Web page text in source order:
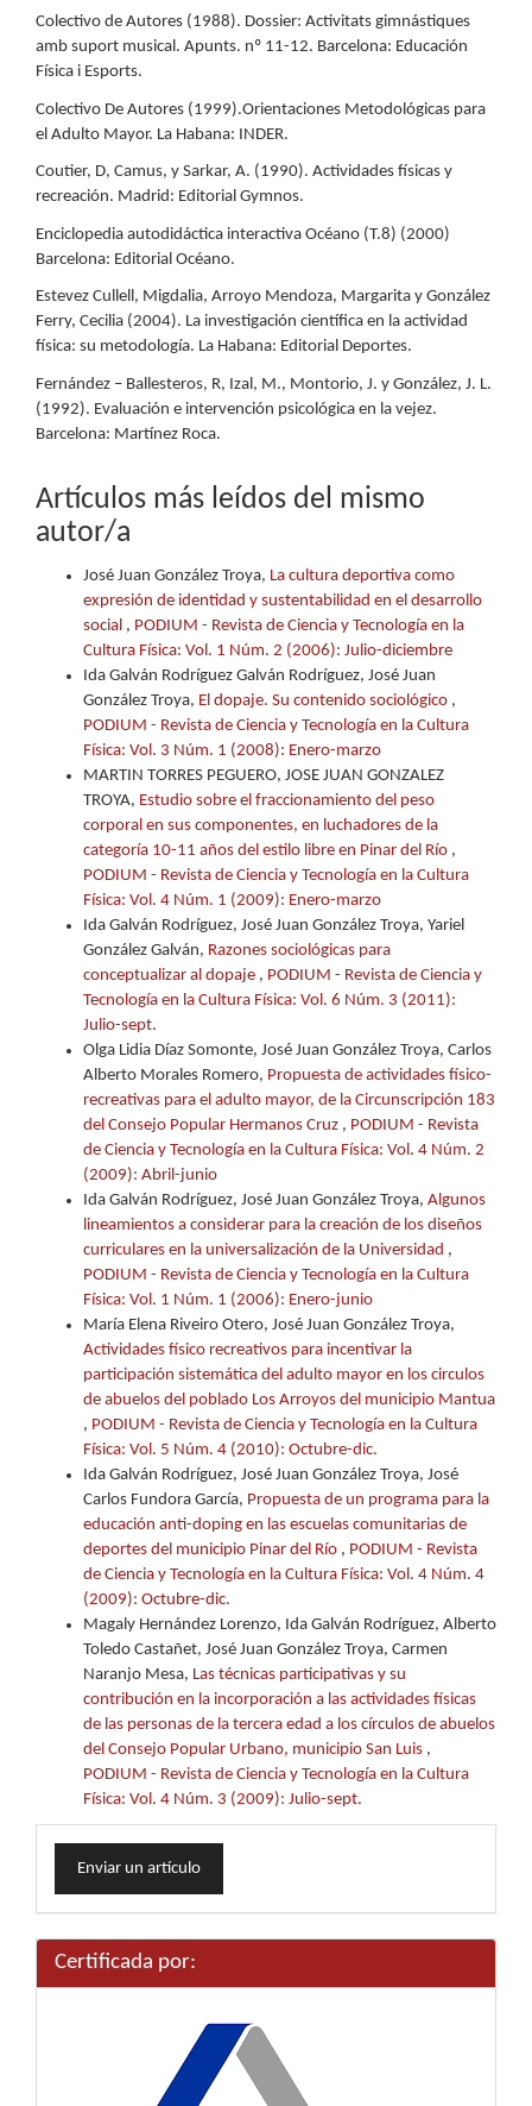
Colectivo de Autores (1988). Dossier: Activitats gimnástiques
amb suport musical. Apunts. nº 11-12. Barcelona: Educación
Física i Esports.
Colectivo De Autores (1999).Orientaciones Metodológicas para
el Adulto Mayor. La Habana: INDER.
Coutier, D, Camus, y Sarkar, A. (1990). Actividades físicas y
recreación. Madrid: Editorial Gymnos.
Enciclopedia autodidáctica interactiva Océano (T.8) (2000)
Barcelona: Editorial Océano.
Estevez Cullell, Migdalia, Arroyo Mendoza, Margarita y González
Ferry, Cecilia (2004). La investigación científica en la actividad
física: su metodología. La Habana: Editorial Deportes.
Fernández – Ballesteros, R, Izal, M., Montorio, J. y González, J. L.
(1992). Evaluación e intervención psicológica en la vejez.
Barcelona: Martínez Roca.
Artículos más leídos del mismo
autor/a
José Juan González Troya, La cultura deportiva como
expresión de identidad y sustentabilidad en el desarrollo
social , PODIUM - Revista de Ciencia y Tecnología en la
Cultura Física: Vol. 1 Núm. 2 (2006): Julio-diciembre
Ida Galván Rodríguez Galván Rodríguez, José Juan
González Troya, El dopaje. Su contenido sociológico ,
PODIUM - Revista de Ciencia y Tecnología en la Cultura
Física: Vol. 3 Núm. 1 (2008): Enero-marzo
MARTIN TORRES PEGUERO, JOSE JUAN GONZALEZ
TROYA, Estudio sobre el fraccionamiento del peso
corporal en sus componentes, en luchadores de la
categoría 10-11 años del estilo libre en Pinar del Río ,
PODIUM - Revista de Ciencia y Tecnología en la Cultura
Física: Vol. 4 Núm. 1 (2009): Enero-marzo
Ida Galván Rodríguez, José Juan González Troya, Yariel
González Galván, Razones sociológicas para
conceptualizar al dopaje , PODIUM - Revista de Ciencia y
Tecnología en la Cultura Física: Vol. 6 Núm. 3 (2011):
Julio-sept.
Olga Lidia Díaz Somonte, José Juan González Troya, Carlos
Alberto Morales Romero, Propuesta de actividades físico-
recreativas para el adulto mayor, de la Circunscripción 183
del Consejo Popular Hermanos Cruz , PODIUM - Revista
de Ciencia y Tecnología en la Cultura Física: Vol. 4 Núm. 2
(2009): Abril-junio
Ida Galván Rodríguez, José Juan González Troya, Algunos
lineamientos a considerar para la creación de los diseños
curriculares en la universalización de la Universidad ,
PODIUM - Revista de Ciencia y Tecnología en la Cultura
Física: Vol. 1 Núm. 1 (2006): Enero-junio
María Elena Riveiro Otero, José Juan González Troya,
Actividades físico recreativos para incentivar la
participación sistemática del adulto mayor en los circulos
de abuelos del poblado Los Arroyos del municipio Mantua
, PODIUM - Revista de Ciencia y Tecnología en la Cultura
Física: Vol. 5 Núm. 4 (2010): Octubre-dic.
Ida Galván Rodríguez, José Juan González Troya, José
Carlos Fundora García, Propuesta de un programa para la
educación anti-doping en las escuelas comunitarias de
deportes del municipio Pinar del Río , PODIUM - Revista
de Ciencia y Tecnología en la Cultura Física: Vol. 4 Núm. 4
(2009): Octubre-dic.
Magaly Hernández Lorenzo, Ida Galván Rodríguez, Alberto
Toledo Castañet, José Juan González Troya, Carmen
Naranjo Mesa, Las técnicas participativas y su
contribución en la incorporación a las actividades físicas
de las personas de la tercera edad a los círculos de abuelos
del Consejo Popular Urbano, municipio San Luis ,
PODIUM - Revista de Ciencia y Tecnología en la Cultura
Física: Vol. 4 Núm. 3 (2009): Julio-sept.
Enviar
unEnviar un artículo
Certificada por: